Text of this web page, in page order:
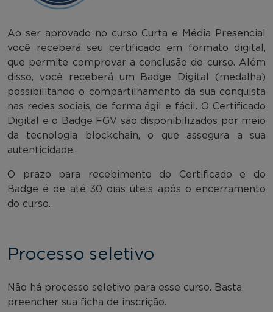
Ao ser aprovado no curso Curta e Média Presencial
você receberá seu certificado em formato digital,
que permite comprovar a conclusão do curso. Além
disso, você receberá um Badge Digital (medalha)
possibilitando o compartilhamento da sua conquista
nas redes sociais, de forma ágil e fácil. O Certificado
Digital e o Badge FGV são disponibilizados por meio
da tecnologia blockchain, o que assegura a sua
autenticidade.
O prazo para recebimento do Certificado e do
Badge é de até 30 dias úteis após o encerramento
do curso.
Processo seletivo
Não há processo seletivo para esse curso. Basta
preencher sua ficha de inscrição.